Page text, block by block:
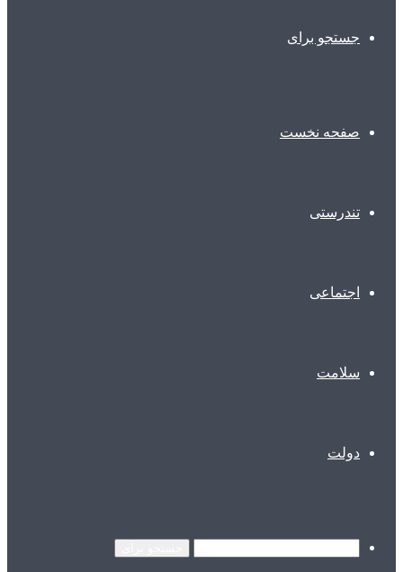
جستجو برای
صفحه نخست
تندرستی
اجتماعی
سلامت
دولت